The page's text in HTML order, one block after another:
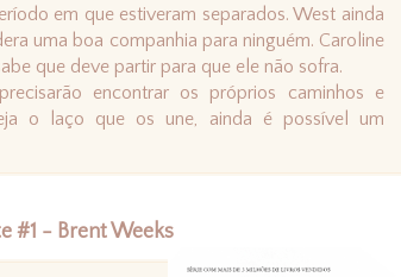
em que estiveram separados. West ainda
uma boa companhia para ninguém. Caroline
que deve partir para que ele não sofra.
encontrar os próprios caminhos e
o laço que os une, ainda é possível um
#1 - Brent Weeks